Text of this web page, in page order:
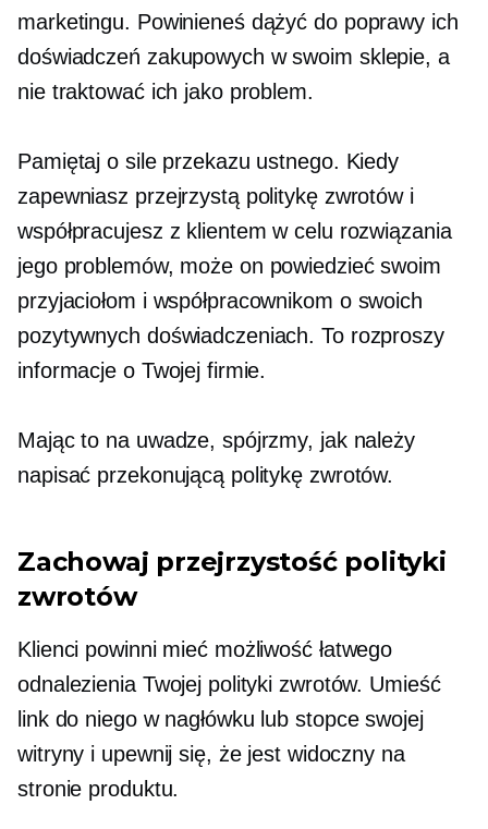
marketingu. Powinieneś dążyć do poprawy ich
doświadczeń zakupowych w swoim sklepie, a
nie traktować ich jako problem.
Pamiętaj o sile przekazu ustnego. Kiedy
zapewniasz przejrzystą politykę zwrotów i
współpracujesz z klientem w celu rozwiązania
jego problemów, może on powiedzieć swoim
przyjaciołom i współpracownikom o swoich
pozytywnych doświadczeniach. To rozproszy
informacje o Twojej firmie.
Mając to na uwadze, spójrzmy, jak należy
napisać przekonującą politykę zwrotów.
Zachowaj przejrzystość polityki
zwrotów
Klienci powinni mieć możliwość łatwego
odnalezienia Twojej polityki zwrotów. Umieść
link do niego w nagłówku lub stopce swojej
witryny i upewnij się, że jest widoczny na
stronie produktu.